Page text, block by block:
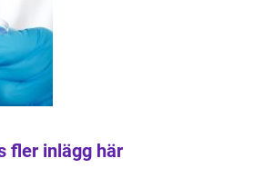
fler inlägg här